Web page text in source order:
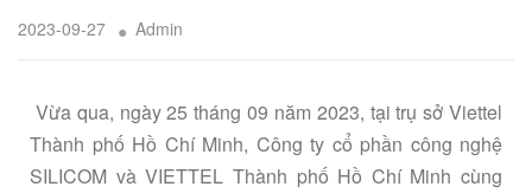
2023-09-27 Admin
Vừa qua, ngày 25 tháng 09 năm 2023, tại trụ sở Viettel
Thành phố Hồ Chí Minh, Công ty cổ phần công nghệ
SILICOM và VIETTEL Thành phố Hồ Chí Minh cùng